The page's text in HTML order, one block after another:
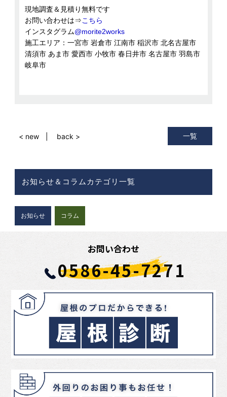
現地調査＆見積り無料です
お問い合わせは⇒こちら
インスタグラム@morite2works
施工エリア：一宮市 岩倉市 江南市 稲沢市 北名古屋市
清須市 あま市 愛西市 小牧市 春日井市 名古屋市 羽島市
岐阜市
一覧
< new back >
お知らせ＆コラムカテゴリ一覧
お知らせ コラム
お問い合わせ
0586-45-7271